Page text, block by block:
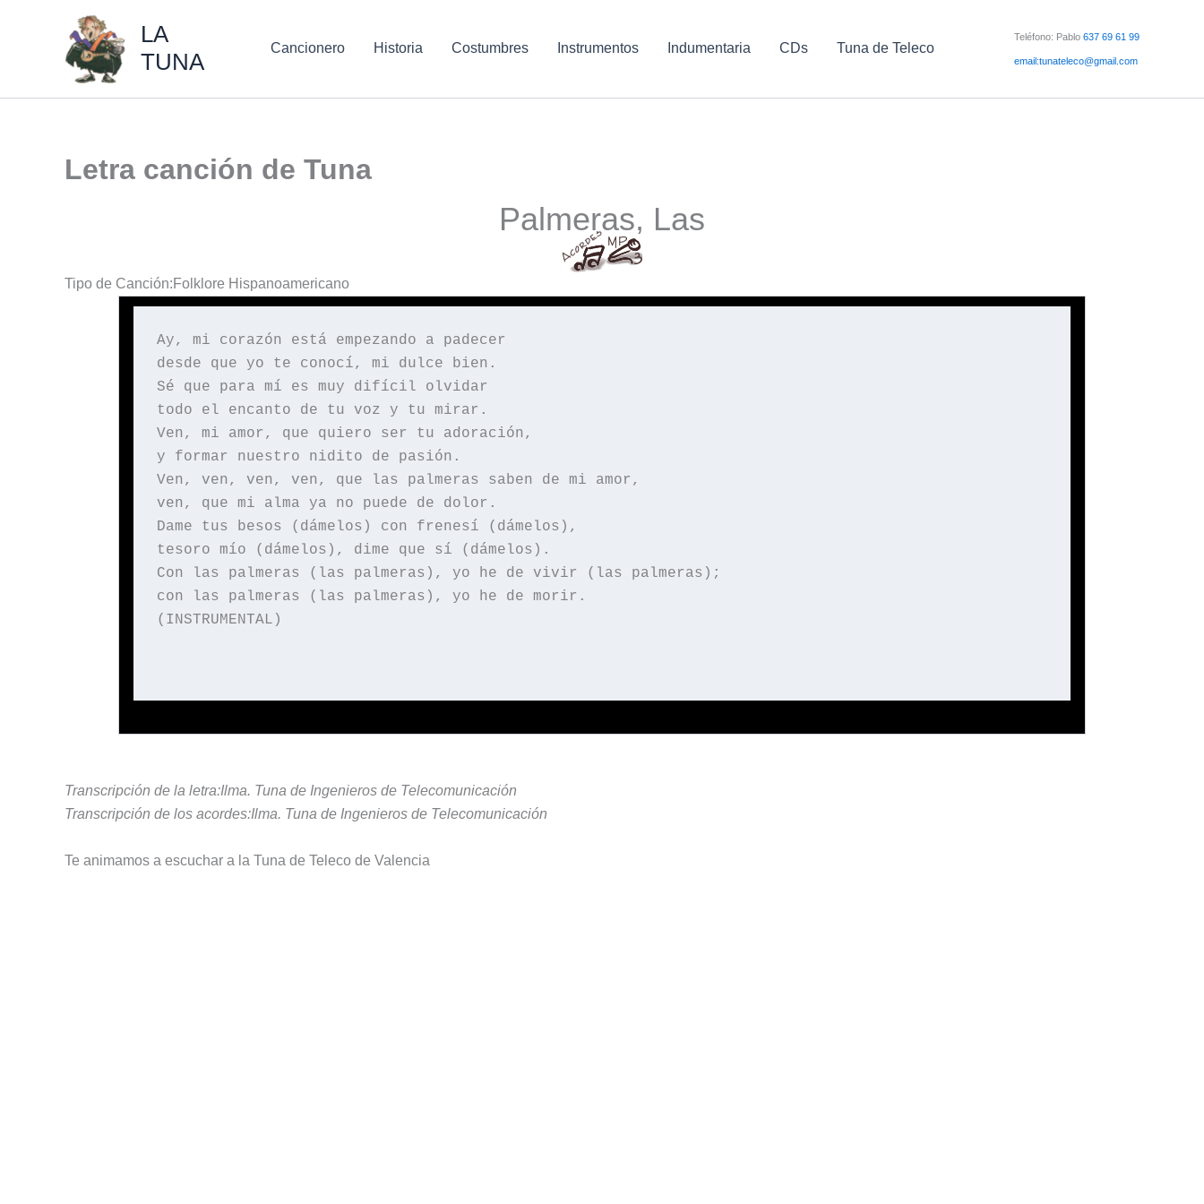
LA
TUNA
Cancionero Historia Costumbres Instrumentos Indumentaria CDs Tuna de Teleco
Teléfono: Pablo 637 69 61 99
email:tunateleco@gmail.com
Letra canción de Tuna
Palmeras, Las
Tipo de Canción:Folklore Hispanoamericano
Ay, mi corazón está empezando a padecer
desde que yo te conocí, mi dulce bien.
Sé que para mí es muy difícil olvidar
todo el encanto de tu voz y tu mirar.
Ven, mi amor, que quiero ser tu adoración,
y formar nuestro nidito de pasión.
Ven, ven, ven, ven, que las palmeras saben de mi amor,
ven, que mi alma ya no puede de dolor.
Dame tus besos (dámelos) con frenesí (dámelos),
tesoro mío (dámelos), dime que sí (dámelos).
Con las palmeras (las palmeras), yo he de vivir (las palmeras);
con las palmeras (las palmeras), yo he de morir.
(INSTRUMENTAL)
Transcripción de la letra:Ilma. Tuna de Ingenieros de Telecomunicación
Transcripción de los acordes:Ilma. Tuna de Ingenieros de Telecomunicación
Te animamos a escuchar a la Tuna de Teleco de Valencia